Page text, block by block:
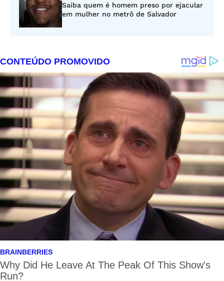
Saiba quem é homem preso por ejacular
em mulher no metrô de Salvador